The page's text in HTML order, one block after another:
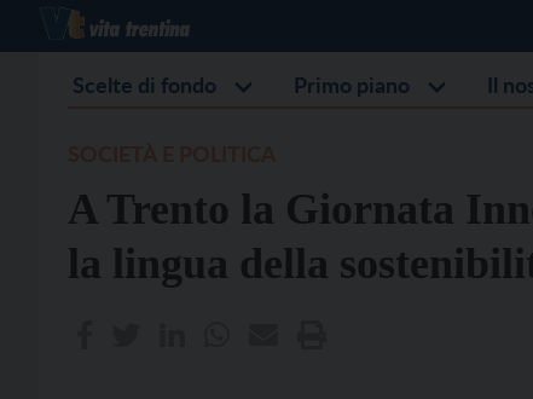
Scelte di fondo Primo piano Il
A Trento la Giornata
la lingua della